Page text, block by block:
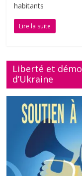
habitants
Lire la suite
Liberté et
d’Ukraine